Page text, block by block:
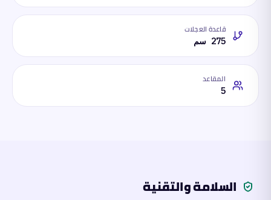
قاعدة العجلات
275 سم
المقاعد
5
السلامة والتقنية